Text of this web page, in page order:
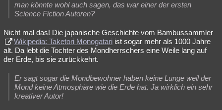
man könnte wohl auch sagen, das war einer der ersten
Science Fiction Autoren?
Nicht mal das! Die japanische Geschichte vom Bambussammler
Wikipedia: Taketori Monogatari ist sogar mehr als 1000 Jahre
alt. Da lebt die Tochter des Mondherrschers eine Weile lang auf
der Erde, bis sie zurückkehrt.
Er sagt sogar die Mondbewohner haben keine Lunge weil der
Mond keine Atmosphäre wie die Erde hat. Ja wirklich ein sehr
kreativer Autor!